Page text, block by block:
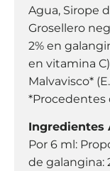
Agua, Sirope
Grosellero
2% en
en vitamina
Malvavisco*
*Procedentes
Ingredientes
Por 6 ml:
de